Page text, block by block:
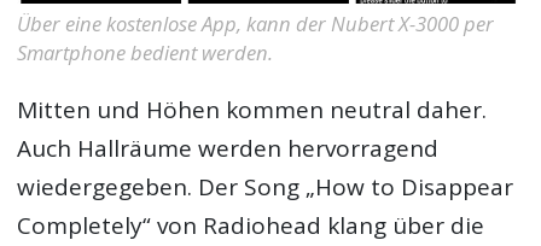
Über eine kostenlose App, kann der Nubert X-3000 per
Smartphone bedient werden.
Mitten und Höhen kommen neutral daher.
Auch Hallräume werden hervorragend
wiedergegeben. Der Song „How to Disappear
Completely“ von Radiohead klang über die